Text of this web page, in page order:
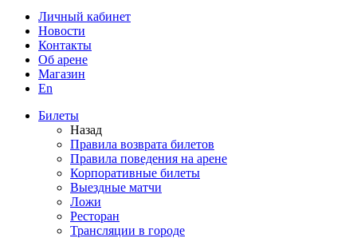
Личный кабинет
Новости
Контакты
Об арене
Магазин
En
Билеты
Назад
Правила возврата билетов
Правила поведения на арене
Корпоративные билеты
Выездные матчи
Ложи
Ресторан
Трансляции в городе